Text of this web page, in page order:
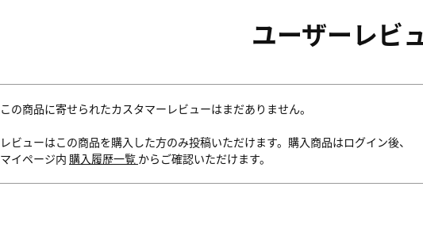
ユーザーレビ
この商品に寄せられたカスタマーレビューはまだありません。
レビューはこの商品を購入した方のみ投稿いただけます。購入商品はログイン後、
マイページ内 購入履歴一覧 からご確認いただけます。